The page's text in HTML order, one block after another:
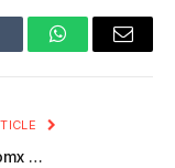
WhatsAppEmail
…